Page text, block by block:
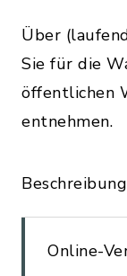
Über
Sie für die
öffentlichen
entnehmen.
Beschreibung
Online-